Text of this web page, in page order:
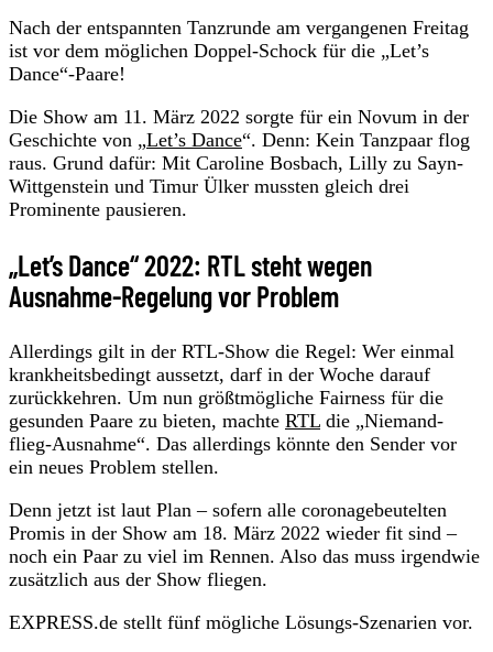
Nach der entspannten Tanzrunde am vergangenen Freitag
ist vor dem möglichen Doppel-Schock für die „Let’s
Dance“-Paare!
Die Show am 11. März 2022 sorgte für ein Novum in der
Geschichte von „Let’s Dance“. Denn: Kein Tanzpaar flog
raus. Grund dafür: Mit Caroline Bosbach, Lilly zu Sayn-
Wittgenstein und Timur Ülker mussten gleich drei
Prominente pausieren.
„Let’s Dance“ 2022: RTL steht wegen
Ausnahme-Regelung vor Problem
Allerdings gilt in der RTL-Show die Regel: Wer einmal
krankheitsbedingt aussetzt, darf in der Woche darauf
zurückkehren. Um nun größtmögliche Fairness für die
gesunden Paare zu bieten, machte RTL die „Niemand-
flieg-Ausnahme“. Das allerdings könnte den Sender vor
ein neues Problem stellen.
Denn jetzt ist laut Plan – sofern alle coronagebeutelten
Promis in der Show am 18. März 2022 wieder fit sind –
noch ein Paar zu viel im Rennen. Also das muss irgendwie
zusätzlich aus der Show fliegen.
EXPRESS.de stellt fünf mögliche Lösungs-Szenarien vor.